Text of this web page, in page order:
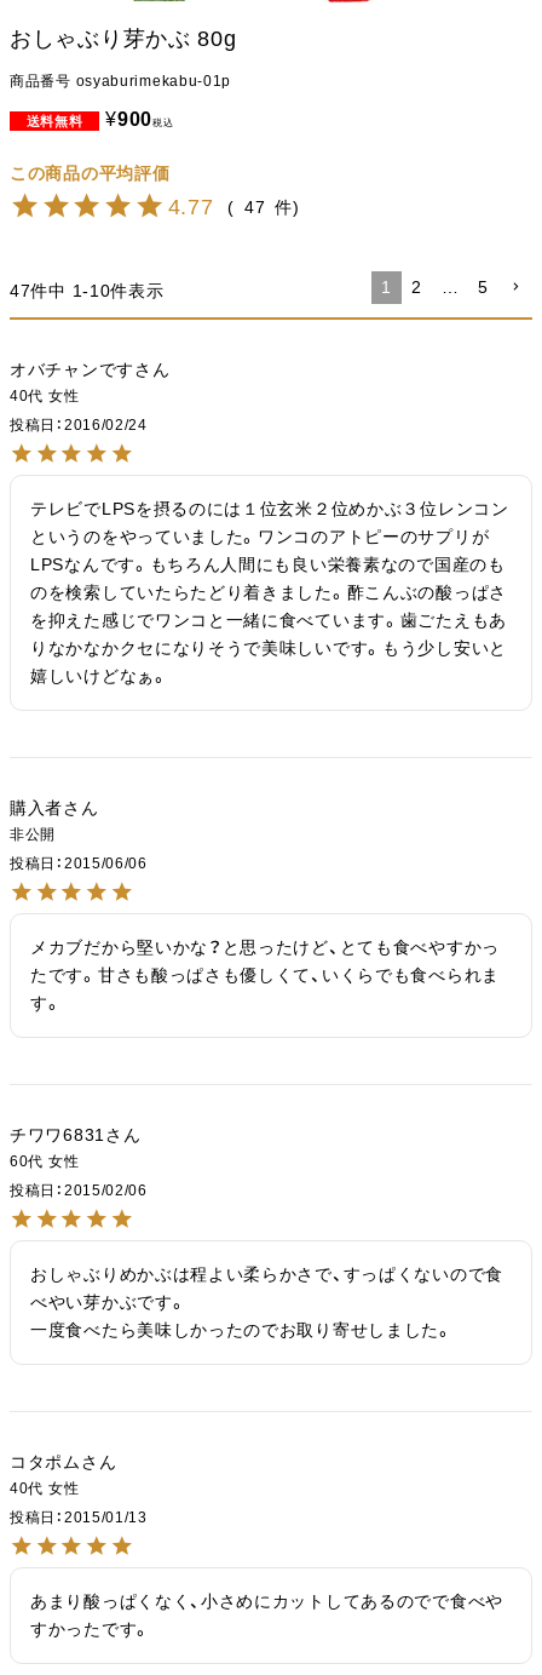
おしゃぶり芽かぶ 80g
商品番号 osyaburimekabu-01p
¥900税込
4.77 47
47件中 1-10件表示 1 2 … 5
オバチャンです
40代 女性
投稿日
2016/02/24
テレビでLPSを摂るのには１位玄米２位めかぶ３位レンコン
というのをやっていました。ワンコのアトピーのサプリが
LPSなんです。もちろん人間にも良い栄養素なので国産のも
のを検索していたらたどり着きました。酢こんぶの酸っぱさ
を抑えた感じでワンコと一緒に食べています。歯ごたえもあ
りなかなかクセになりそうで美味しいです。もう少し安いと
嬉しいけどなぁ。
購入者
非公開
投稿日
2015/06/06
メカブだから堅いかな？と思ったけど、とても食べやすかっ
たです。甘さも酸っぱさも優しくて、いくらでも食べられま
す。
チワワ6831
60代 女性
投稿日
2015/02/06
おしゃぶりめかぶは程よい柔らかさで、すっぱくないので食
べやい芽かぶです。
一度食べたら美味しかったのでお取り寄せしました。
コタポム
40代 女性
投稿日
2015/01/13
あまり酸っぱくなく、小さめにカットしてあるのでで食べや
すかったです。